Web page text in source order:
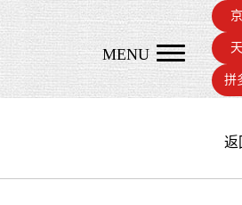
拼
MENU
返